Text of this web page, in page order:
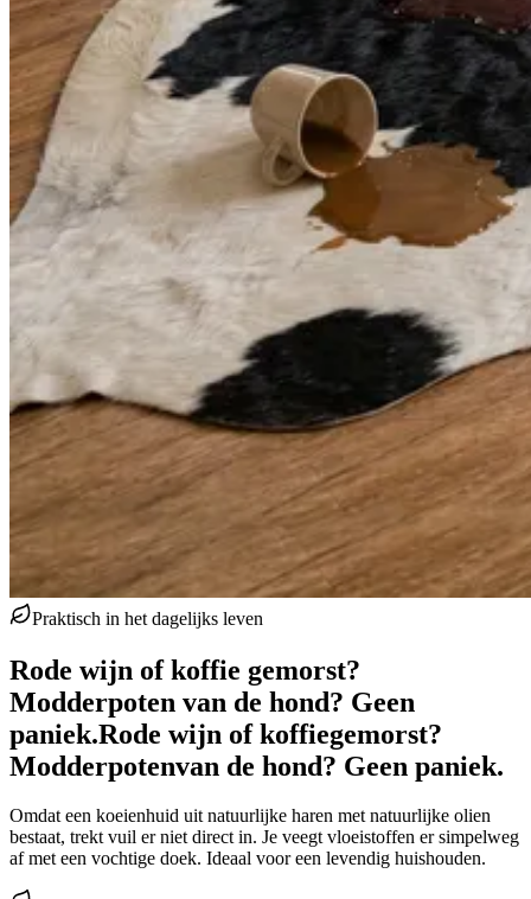
Praktisch in het dagelijks leven
Rode wijn of koffie gemorst?
Modderpoten van de hond? Geen
paniek.Rode wijn of koffiegemorst?
Modderpotenvan de hond? Geen paniek.
Omdat een koeienhuid uit natuurlijke haren met natuurlijke olien
bestaat, trekt vuil er niet direct in. Je veegt vloeistoffen er simpelweg
af met een vochtige doek. Ideaal voor een levendig huishouden.